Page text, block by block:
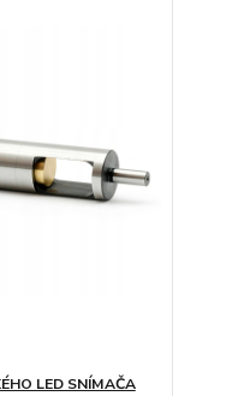
LED SNÍMAČA